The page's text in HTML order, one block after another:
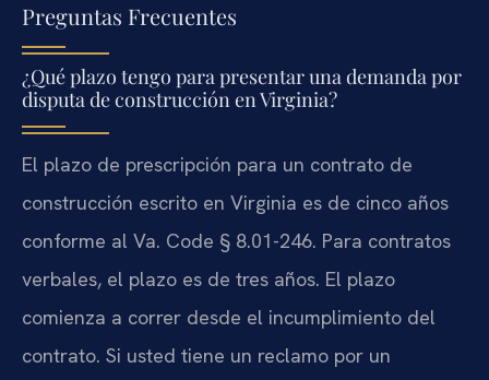
Preguntas Frecuentes
¿Qué plazo tengo para presentar una demanda por
disputa de construcción en Virginia?
El plazo de prescripción para un contrato de
construcción escrito en Virginia es de cinco años
conforme al Va. Code § 8.01-246. Para contratos
verbales, el plazo es de tres años. El plazo
comienza a correr desde el incumplimiento del
contrato. Si usted tiene un reclamo por un